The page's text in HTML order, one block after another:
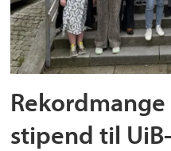
Rekordmange
stipend til